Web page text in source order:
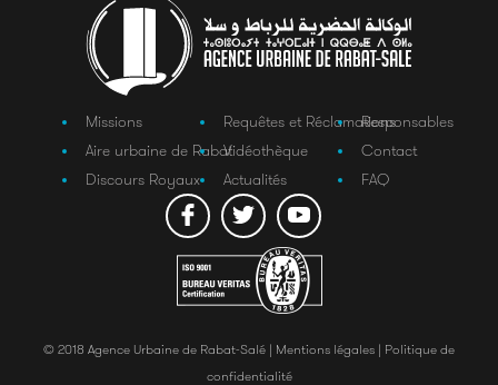
Missions
Aire urbaine de Rabat
Discours Royaux
Requêtes et Réclamations
Vidéothèque
Actualités
Responsables
Contact
FAQ
© 2018 Agence Urbaine de Rabat-Salé | Mentions légales | Politique de
confidentialité